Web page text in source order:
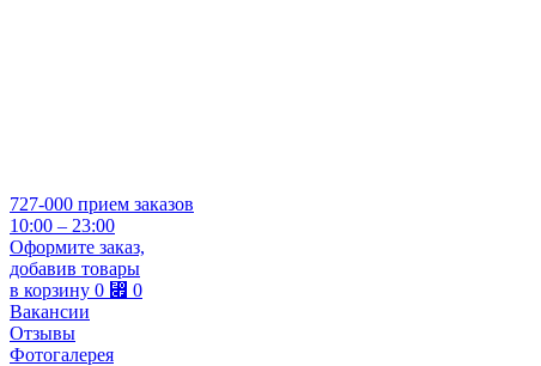
727-000 прием заказов
10:00 – 23:00
Оформите заказ,
добавив товары
в корзину 0 ⃏ 0
Вакансии
Отзывы
Фотогалерея